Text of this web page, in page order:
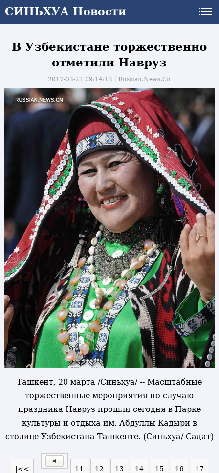
СИНЬХУА Новости
В Узбекистане торжественно
отметили Навруз
2017-03-21 09:14:13丨Russian.News.Cn
Ташкент, 20 марта /Синьхуа/ -- Масштабные
торжественные мероприятия по случаю
праздника Навруз прошли сегодня в Парке
культуры и отдыха им. Абдуллы Кадыри в
столице Узбекистана Ташкенте. (Синьхуа/ Садат)
|<< 11 12 13 14 15 16 17